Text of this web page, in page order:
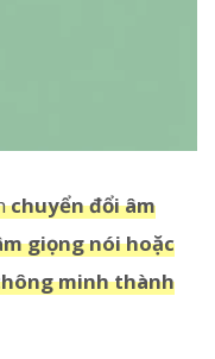
chuyển đổi âm
giọng nói hoặc
minh thành